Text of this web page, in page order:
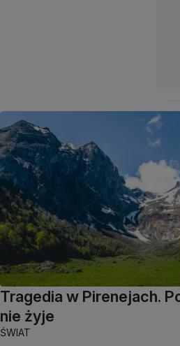
Tragedia w Pirenejach.
nie żyje
ŚWIAT